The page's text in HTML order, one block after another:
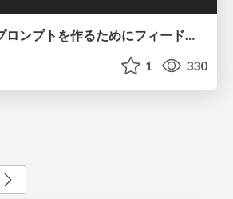
最高のシステムプロンプトを作るためにフィードバック機能を導入した話
1 330